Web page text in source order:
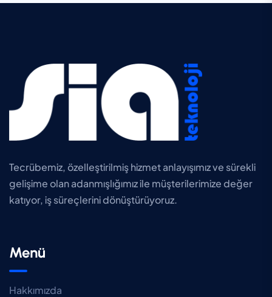
Tecrübemiz, özelleştirilmiş hizmet anlayışımız ve sürekli
gelişime olan adanmışlığımız ile müşterilerimize değer
katıyor, iş süreçlerini dönüştürüyoruz.
Menü
Hakkımızda